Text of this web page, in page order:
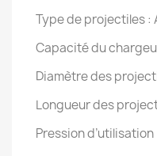
Type de projectiles :
Capacité du
Diamètre des
Longueur des
Pression